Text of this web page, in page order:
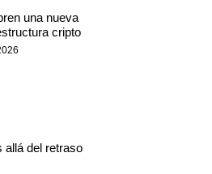
una nueva
cripto
allá del retraso